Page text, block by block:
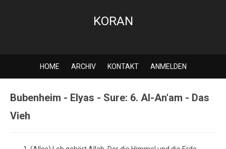
KORAN
HOME ARCHIV KONTAKT ANMELDEN
Bubenheim - Elyas - Sure: 6. Al-An'am - Das
Vieh